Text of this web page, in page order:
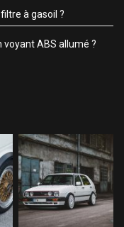
à gasoil ?
voyant ABS allumé ?